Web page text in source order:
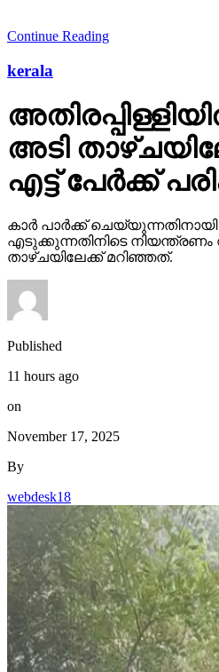
Continue Reading
kerala
അടി
എട്ട് പേര്‍ക്ക്
കാര്‍ പാര്‍ക്ക്
എടുക്കുന്നതിനിടെ നിയന്ത്രണം
താഴ്ചയിലേക്ക് മറിഞ്ഞത്.
Published
11 hours ago
on
November 17, 2025
By
webdesk18